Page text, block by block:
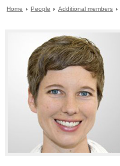
Home People Additional members